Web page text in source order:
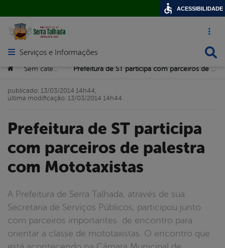
Acesso
Abrir menu principal de navegação
Serviços e Informações
Você está aqui:
> >
Prefeitura de ST participa
com parceiros de palestra
com Mototaxistas
A Prefeitura de Serra Talhada, através de sua
Secretaria de Serviços Públicos, participou junto
com parceiros importantes de encontro para
orientar a classe de mototaxistas. O encontro que
publicado: 13/03/2014 14h44,
última modificação: 13/03/2014 14h44
ACESSIBILIDADE